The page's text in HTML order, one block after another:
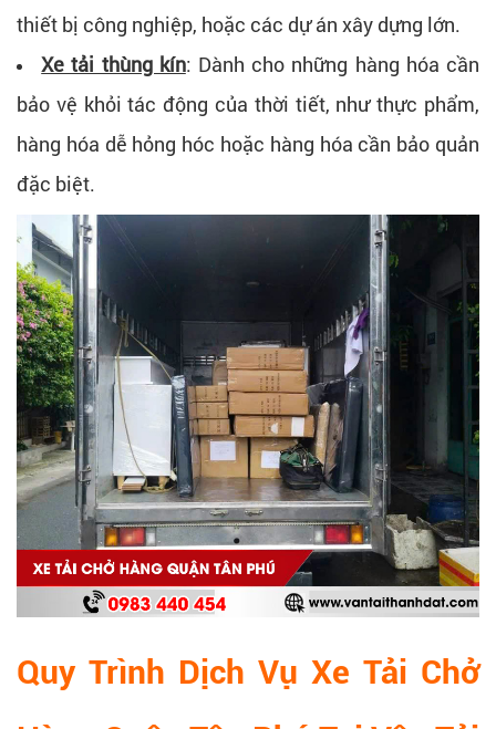
thiết bị công nghiệp, hoặc các dự án xây dựng lớn.
Xe tải thùng kín: Dành cho những hàng hóa cần
bảo vệ khỏi tác động của thời tiết, như thực phẩm,
hàng hóa dễ hỏng hóc hoặc hàng hóa cần bảo quản
đặc biệt.
Quy Trình Dịch Vụ Xe Tải Chở